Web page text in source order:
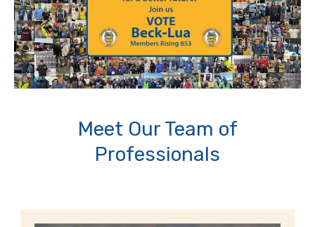
Meet Our Team of
Professionals